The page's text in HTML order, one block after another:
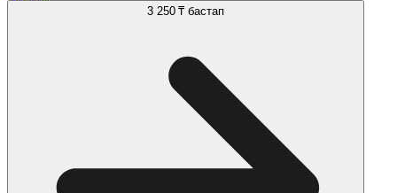
3 250 ₸ бастап